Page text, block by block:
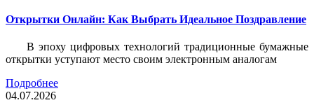
Открытки Онлайн: Как Выбрать Идеальное Поздравление
В эпоху цифровых технологий традиционные бумажные
открытки уступают место своим электронным аналогам
Подробнее
04.07.2026